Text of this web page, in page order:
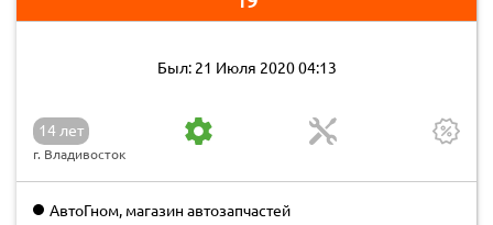
Был: 21 Июля 2020 04:13
14 лет
г. Владивосток
АвтоГном, магазин автозапчастей